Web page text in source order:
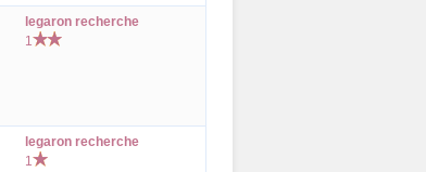
legaron recherche
1
legaron recherche
1